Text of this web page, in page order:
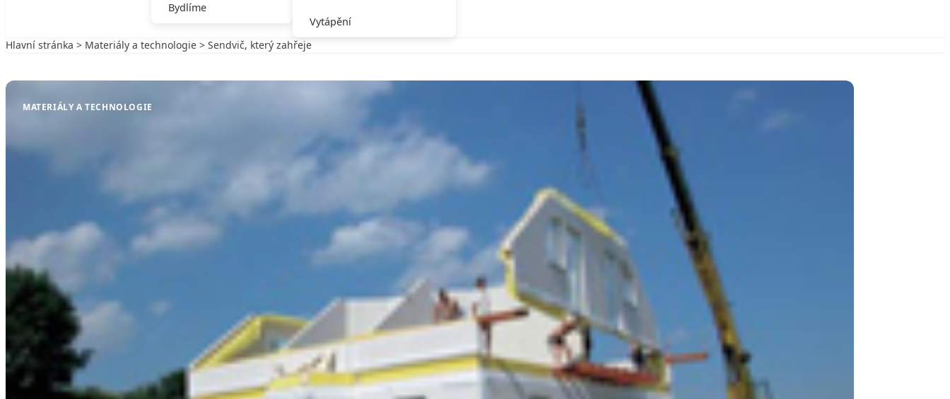
Bydlíme
Vytápění
Hlavní stránka > Materiály a technologie > Sendvič, který zahřeje
MATERIÁLY A TECHNOLOGIE